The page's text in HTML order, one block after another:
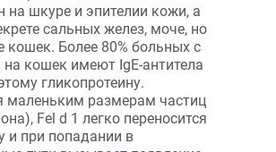
на шкуре и эпителии кожи, а
сальных желез, моче, но
кошек. Более 80% больных с
на кошек имеют IgE-антитела
гликопротеину.
маленьким размерам частиц
Fel d 1 легко переносится
и при попадании в